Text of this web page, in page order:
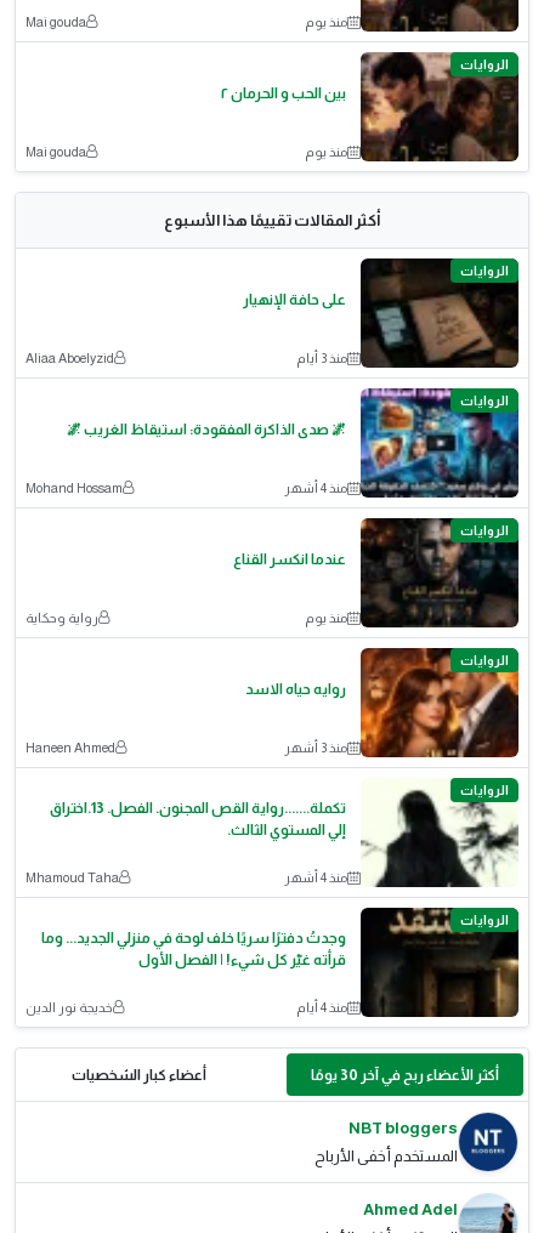
منذ يوم Mai gouda
الروايات
بين الحب و الحرمان ٢
منذ يوم Mai gouda
أكثر المقالات تقييمًا هذا الأسبوع
الروايات
على حافة الإنهيار
منذ 3 أيام Aliaa Aboelyzid
الروايات
🌌 صدى الذاكرة المفقودة: استيقاظ الغريب 🌌
منذ 4 أشهر Mohand Hossam
الروايات
عندما انكسر القناع
منذ يوم رواية وحكاية
الروايات
روايه حياه الاسد
منذ 3 أشهر Haneen Ahmed
الروايات
تكملة.......رواية القص المجنون. الفصل. 13.اختراق
إلي المستوي الثالث.
منذ 4 أشهر Mhamoud Taha
الروايات
وجدتُ دفترًا سريًا خلف لوحة في منزلي الجديد... وما
قرأته غيّر كل شيء! | الفصل الأول
منذ 4 أيام خديجة نور الدين
أكثر الأعضاء ربح في آخر 30 يومًا أعضاء كبار الشخصيات
NBT bloggers
المستخدم أخفى الأرباح
Ahmed Adel